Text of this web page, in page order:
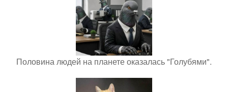
Половина людей на планете оказалась "Голубями".